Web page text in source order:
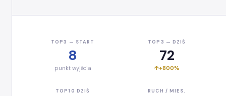
TOP3 — START
8
punkt wyjścia
TOP3 — DZIŚ
72
+800%
TOP10 DZIŚ RUCH / MIES.